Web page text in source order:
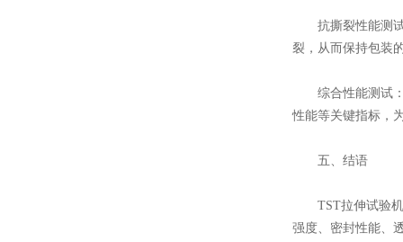
抗撕裂性能测试
裂，从而保持包装
综合性能测试：
性能等关键指标，
五、结语
TST拉伸试验机
强度、密封性能、